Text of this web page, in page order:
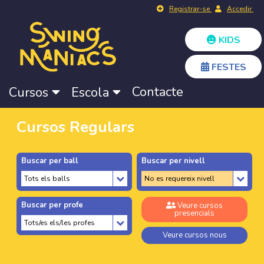
Registrar-se Accedir
KIDS
FESTES
Cursos Escola Contacte
Cursos Regulars
Buscar per ball Buscar per nivell
Buscar per profe Veure cursos
presencials
Veure cursos nous